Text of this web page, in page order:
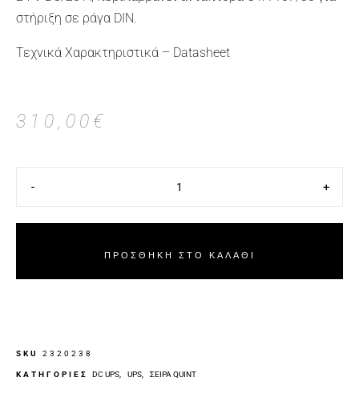
στήριξη σε ράγα DIN.
Τεχνικά Χαρακτηριστικά – Datasheet
310,00 €
- +
ΠΡΟΣΘΉΚΗ ΣΤΟ ΚΑΛΆΘΙ
SKU 2320238
ΚΑΤΗΓΟΡΙΕΣ DC UPS UPS ΣΕΙΡΆ QUINT